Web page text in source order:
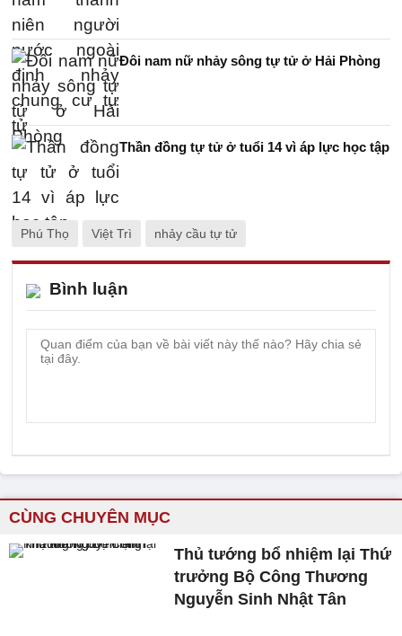
Đôi nam nữ nhảy sông tự tử ở Hải Phòng
Thần đồng tự tử ở tuổi 14 vì áp lực học tập
Phú Thọ Việt Trì nhảy cầu tự tử
Bình luận
CÙNG CHUYÊN MỤC
Thủ tướng bổ nhiệm lại Thứ
trưởng Bộ Công Thương
Nguyễn Sinh Nhật Tân